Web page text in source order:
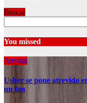
Buscar
You missed
Artistas
Usher se pone atrevido
un fan